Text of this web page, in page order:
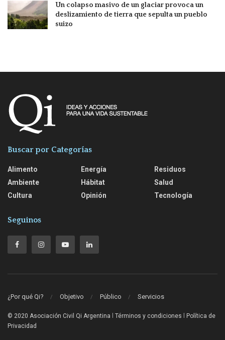
Un colapso masivo de un glaciar provoca un
deslizamiento de tierra que sepulta un pueblo
suizo
Buscar por Categorías
Alimento
Ambiente
Cultura
Energía
Hábitat
Opinión
Residuos
Salud
Tecnología
Seguinos
¿Por qué Qi? Objetivo Público Servicios
© 2020 Asociación Civil Qi Argentina Términos y condiciones
Política de
Privacidad